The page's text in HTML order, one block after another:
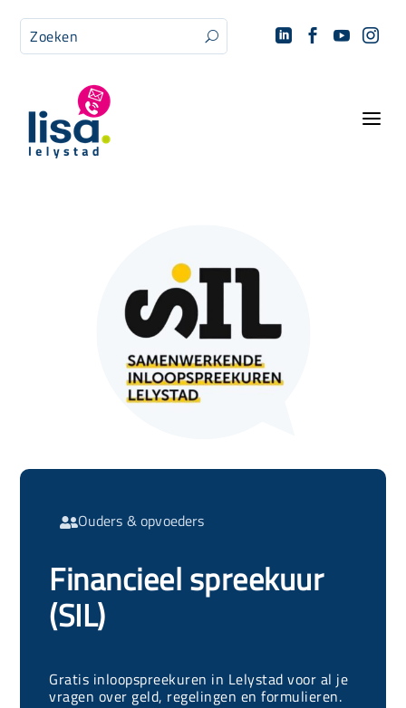
U    
a
Ouders & opvoeders
Financieel spreekuur
(SIL)
Gratis inloopspreekuren in Lelystad voor al je
vragen over geld, regelingen en formulieren.